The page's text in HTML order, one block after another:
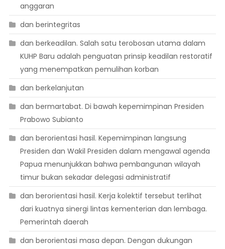
anggaran
dan berintegritas
dan berkeadilan. Salah satu terobosan utama dalam
KUHP Baru adalah penguatan prinsip keadilan restoratif
yang menempatkan pemulihan korban
dan berkelanjutan
dan bermartabat. Di bawah kepemimpinan Presiden
Prabowo Subianto
dan berorientasi hasil. Kepemimpinan langsung
Presiden dan Wakil Presiden dalam mengawal agenda
Papua menunjukkan bahwa pembangunan wilayah
timur bukan sekadar delegasi administratif
dan berorientasi hasil. Kerja kolektif tersebut terlihat
dari kuatnya sinergi lintas kementerian dan lembaga.
Pemerintah daerah
dan berorientasi masa depan. Dengan dukungan